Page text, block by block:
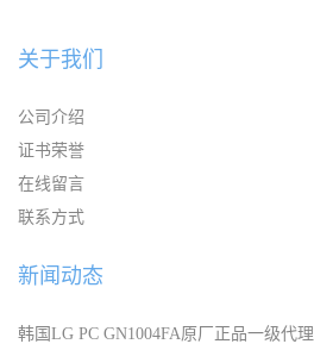
关于我们
公司介绍
证书荣誉
在线留言
联系方式
新闻动态
韩国LG PC GN1004FA原厂正品一级代理